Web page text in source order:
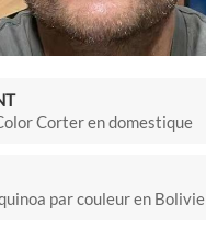
Corter en domestique
par couleur en Bolivie